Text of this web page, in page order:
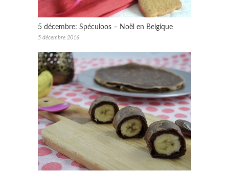
5 décembre: Spéculoos – Noël en Belgique
5 décembre 2016